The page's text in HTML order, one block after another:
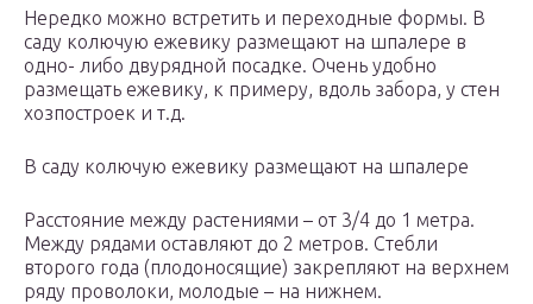
Нередко можно встретить и переходные формы. В
саду колючую ежевику размещают на шпалере в
одно- либо двурядной посадке. Очень удобно
размещать ежевику, к примеру, вдоль забора, у стен
хозпостроек и т.д.
В саду колючую ежевику размещают на шпалере
Расстояние между растениями – от 3/4 до 1 метра.
Между рядами оставляют до 2 метров. Стебли
второго года (плодоносящие) закрепляют на верхнем
ряду проволоки, молодые – на нижнем.